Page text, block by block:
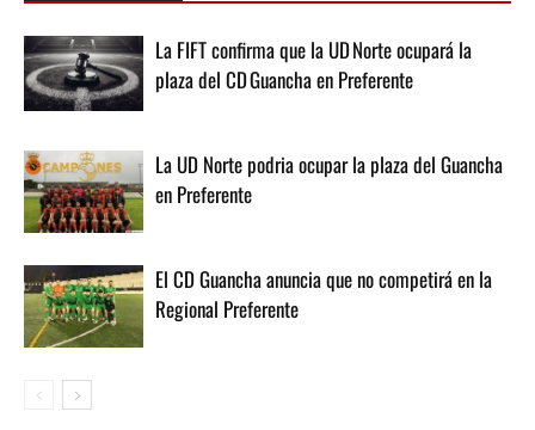
La FIFT confirma que la UD Norte ocupará la
plaza del CD Guancha en Preferente
La UD Norte podria ocupar la plaza del Guancha
en Preferente
El CD Guancha anuncia que no competirá en la
Regional Preferente